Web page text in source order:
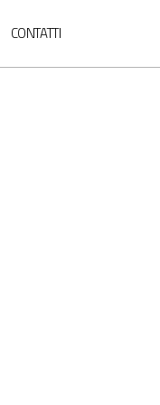
CONTATTI